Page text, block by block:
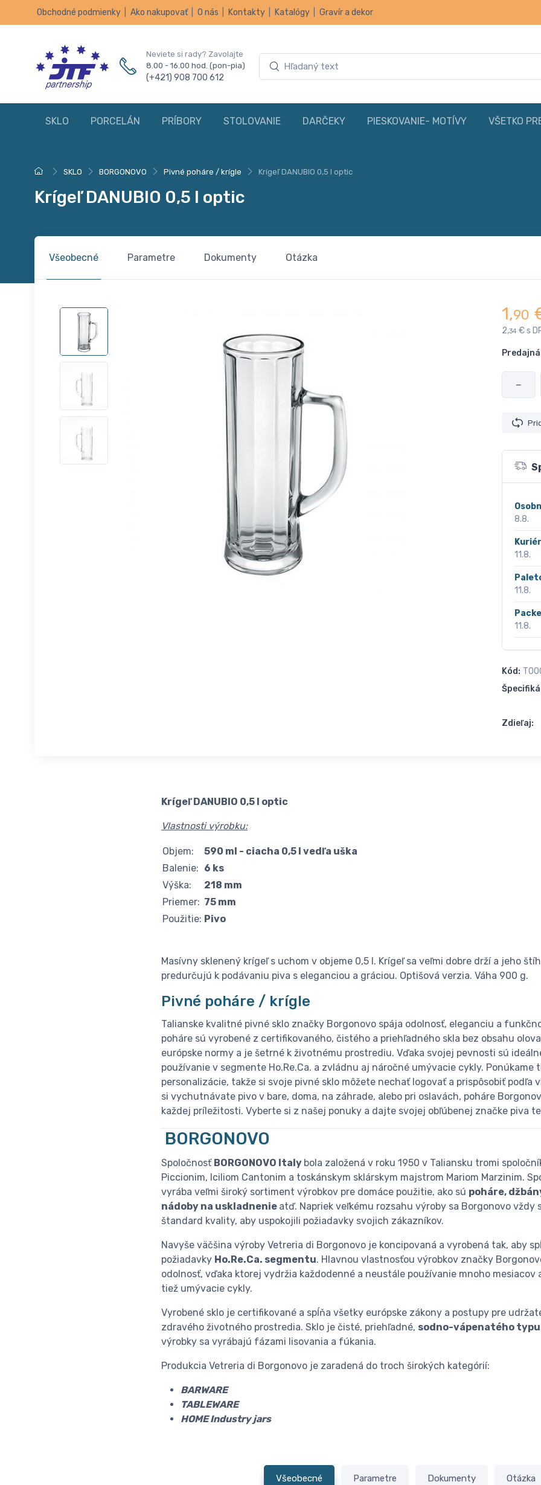
Obchodné podmienky Ako nakupovať O nás Kontakty Katalógy Gravír a dekor
Neviete si rady? Zavolajte
8.00 - 16.00 hod. (pon-pia)
(+421) 908 700 612
SKLO PORCELÁN PRÍBORY STOLOVANIE DARČEKY PIESKOVANIE- MOTÍVY VŠETKO
SKLO BORGONOVO Pivné poháre / krígle Krígeľ DANUBIO 0,5 l optic
Krígeľ DANUBIO 0,5 l optic
Všeobecné Parametre Dokumenty Otázka
1,90
2,34 € s
−
8.8.
11.8.
11.8.
11.8.
Kód:
Zdieľaj:
Krígeľ DANUBIO 0,5 l optic
Vlastnosti výrobku:
Objem:
590 ml - ciacha 0,5 l vedľa uška
Balenie: 6 ks
Výška:
218 mm
Priemer: 75 mm
Použitie: Pivo
Masívny sklenený krígeľ s uchom v objeme 0,5 l. Krígeľ sa veľmi dobre drží a jeho
predurčujú k podávaniu piva s eleganciou a gráciou. Optišová verzia. Váha 900 g.
Pivné poháre / krígle
Talianske kvalitné pivné sklo značky Borgonovo spája odolnosť, eleganciu a
poháre sú vyrobené z certifikovaného, čistého a priehľadného skla bez obsahu
európske normy a je šetrné k životnému prostrediu. Vďaka svojej pevnosti sú
používanie v segmente Ho.Re.Ca. a zvládnu aj náročné umývacie cykly. Ponúkame
personalizácie, takže si svoje pivné sklo môžete nechať logovať a prispôsobiť podľa
si vychutnávate pivo v bare, doma, na záhrade, alebo pri oslavách, poháre
každej príležitosti. Vyberte si z našej ponuky a dajte svojej obľúbenej značke piva
BORGONOVO
Spoločnosť BORGONOVO Italy bola založená v roku 1950 v Taliansku tromi
Piccionim, Iciliom Cantonim a toskánskym sklárskym majstrom Mariom Marzinim.
vyrába veľmi široký sortiment výrobkov pre domáce použitie, ako sú poháre,
nádoby na uskladnenie atď. Napriek veľkému rozsahu výroby sa Borgonovo vždy
štandard kvality, aby uspokojili požiadavky svojich zákazníkov.
Navyše väčšina výroby Vetreria di Borgonovo je koncipovaná a vyrobená tak, aby
požiadavky Ho.Re.Ca. segmentu. Hlavnou vlastnosťou výrobkov značky
odolnosť, vďaka ktorej vydržia každodenné a neustále používanie mnoho mesiacov
tiež umývacie cykly.
Vyrobené sklo je certifikované a spĺňa všetky európske zákony a postupy pre
zdravého životného prostredia. Sklo je čisté, priehľadné, sodno-vápenatého typu
výrobky sa vyrábajú fázami lisovania a fúkania.
Produkcia Vetreria di Borgonovo je zaradená do troch širokých kategórií:
BARWARE
TABLEWARE
HOME Industry jars
Všeobecné Parametre Dokumenty Otázka